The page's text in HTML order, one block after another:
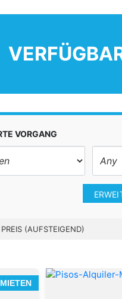
VORGANG
PREIS (AUFSTEIGEND)